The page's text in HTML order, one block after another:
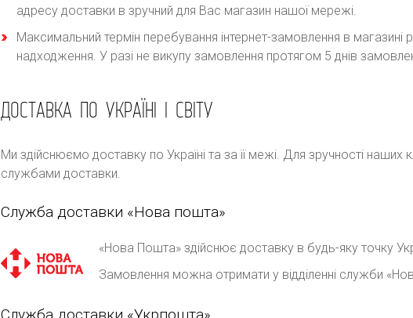
адресу доставки в зручний для Вас магазин нашої мережі.
Максимальний термін перебування інтернет-замовлення в магазині
надходження. У разі не викупу замовлення протягом 5 днів
ДОСТАВКА ПО УКРАЇНІ І СВІТУ
Ми здійснюємо доставку по Україні та за її межі. Для зручності наших
службами доставки.
Служба доставки «Нова пошта»
«Нова Пошта» здійснює доставку в будь-яку точку
Замовлення можна отримати у відділенні служби